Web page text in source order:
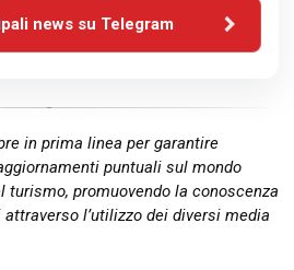
news su Telegram
in prima linea per garantire
puntuali sul mondo
turismo, promuovendo la conoscenza
l’utilizzo dei diversi media